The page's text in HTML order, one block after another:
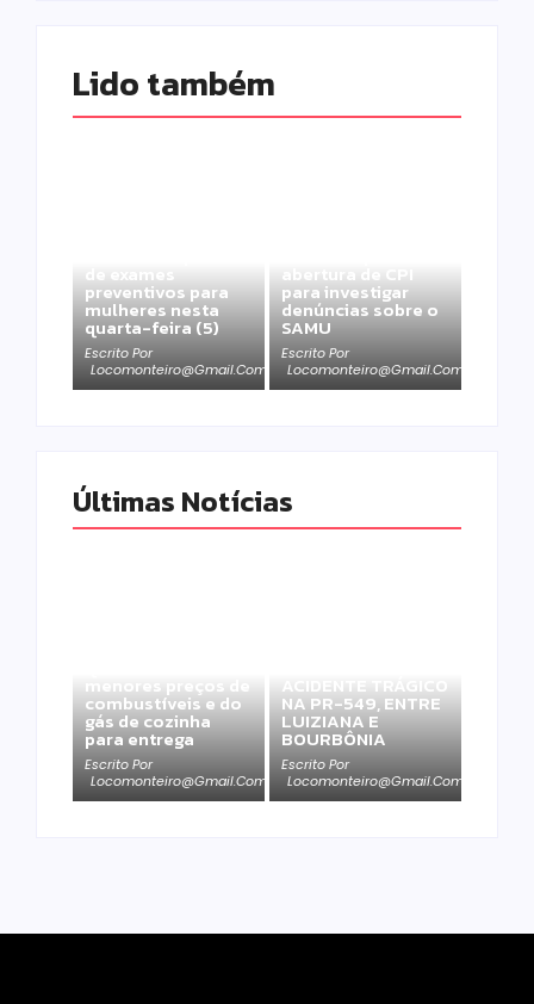
Lido também
de exames
preventivos para
mulheres nesta
quarta-feira (5)
Escrito Por
Locomonteiro@gmail.com
abertura de CPI
para investigar
denúncias sobre o
SAMU
Escrito Por
Locomonteiro@gmail.com
Últimas Notícias
menores preços de
combustíveis e do
gás de cozinha
para entrega
Escrito Por
Locomonteiro@gmail.com
ACIDENTE TRÁGICO
NA PR-549, ENTRE
LUIZIANA E
BOURBÔNIA
Escrito Por
Locomonteiro@gmail.com